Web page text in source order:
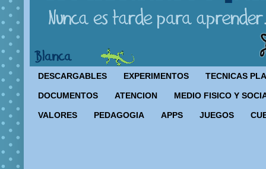
DESCARGABLES EXPERIMENTOS TECNICAS
DOCUMENTOS ATENCION MEDIO FISICO Y
VALORES PEDAGOGIA APPS JUEGOS